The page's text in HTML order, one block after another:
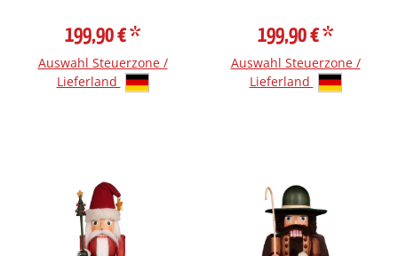
199,90 €*
Auswahl Steuerzone /
Lieferland
199,90 €*
Auswahl Steuerzone /
Lieferland